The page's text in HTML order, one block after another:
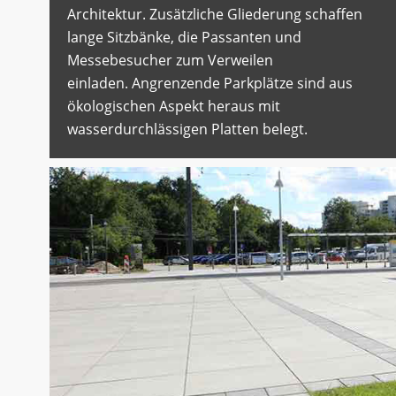
Architektur. Zusätzliche Gliederung schaffen
lange Sitzbänke, die Passanten und
Messebesucher zum Verweilen
einladen. Angrenzende Parkplätze sind aus
ökologischen Aspekt heraus mit
wasserdurchlässigen Platten belegt.